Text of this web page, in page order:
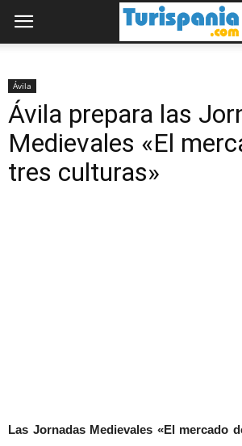
Ávila
Ávila prepara las
Medievales «El
tres culturas»
Las Jornadas Medievales «El mercado